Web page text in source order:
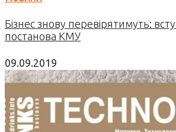
Бізнес знову перевірятимуть:
постанова КМУ
09.09.2019